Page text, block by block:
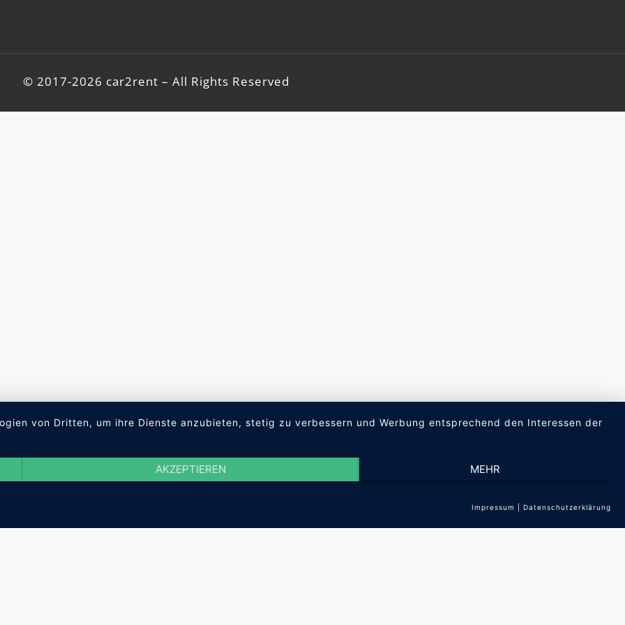
© 2017-2026 car2rent – All Rights Reserved
von Dritten, um ihre Dienste anzubieten, stetig zu verbessern und Werbung entsprechend den Interessen der
AKZEPTIEREN MEHR
Impressum Datenschutzerklärung